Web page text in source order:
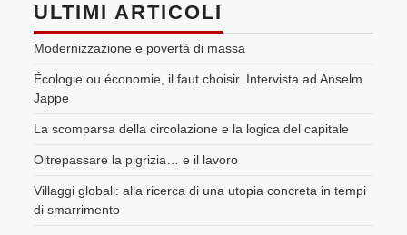
ULTIMI ARTICOLI
Modernizzazione e povertà di massa
Écologie ou économie, il faut choisir. Intervista ad Anselm
Jappe
La scomparsa della circolazione e la logica del capitale
Oltrepassare la pigrizia… e il lavoro
Villaggi globali: alla ricerca di una utopia concreta in tempi
di smarrimento